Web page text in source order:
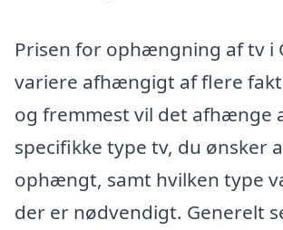
Prisen for ophængning af tv i
variere afhængigt af flere
og fremmest vil det afhænge
specifikke type tv, du ønsker
ophængt, samt hvilken type
der er nødvendigt. Generelt